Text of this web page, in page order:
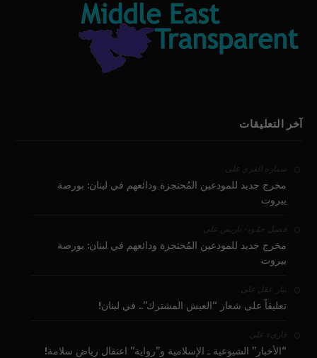
آخر التعليقات
سمارة القزي على
مخرج جديد للمودعين المُحتجزة ودائعهم في لبنان: بورصة
بيروت
فضيل حمّود - باريس على
مخرج جديد للمودعين المُحتجزة ودائعهم في لبنان: بورصة
بيروت
بيار عقل على
تعليقاً على شعار “العيش المشترك”.. في لبنان!
قارىء على
“الأخبار” الشيوعية ـ الإسلامية و”رواية” اعتقال رياض سلامة!